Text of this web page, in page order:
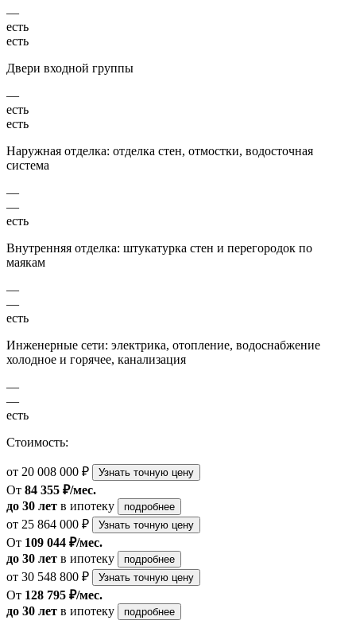
—
есть
есть
Двери входной группы
—
есть
есть
Наружная отделка: отделка стен, отмостки, водосточная
система
—
—
есть
Внутренняя отделка: штукатурка стен и перегородок по
маякам
—
—
есть
Инженерные сети: электрика, отопление, водоснабжение
холодное и горячее, канализация
—
—
есть
Стоимость:
от 20 008 000 ₽ Узнать точную цену
От 84 355 ₽/мес.
до 30 лет в ипотеку подробнее
от 25 864 000 ₽ Узнать точную цену
От 109 044 ₽/мес.
до 30 лет в ипотеку подробнее
от 30 548 800 ₽ Узнать точную цену
От 128 795 ₽/мес.
до 30 лет в ипотеку подробнее